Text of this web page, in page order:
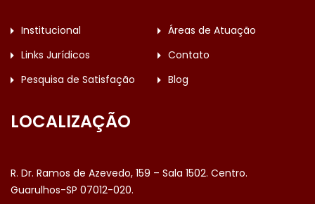
Institucional
Áreas de Atuação
Links Jurídicos
Contato
Pesquisa de Satisfação
Blog
LOCALIZAÇÃO
R. Dr. Ramos de Azevedo, 159 – Sala 1502. Centro.
Guarulhos-SP 07012-020.